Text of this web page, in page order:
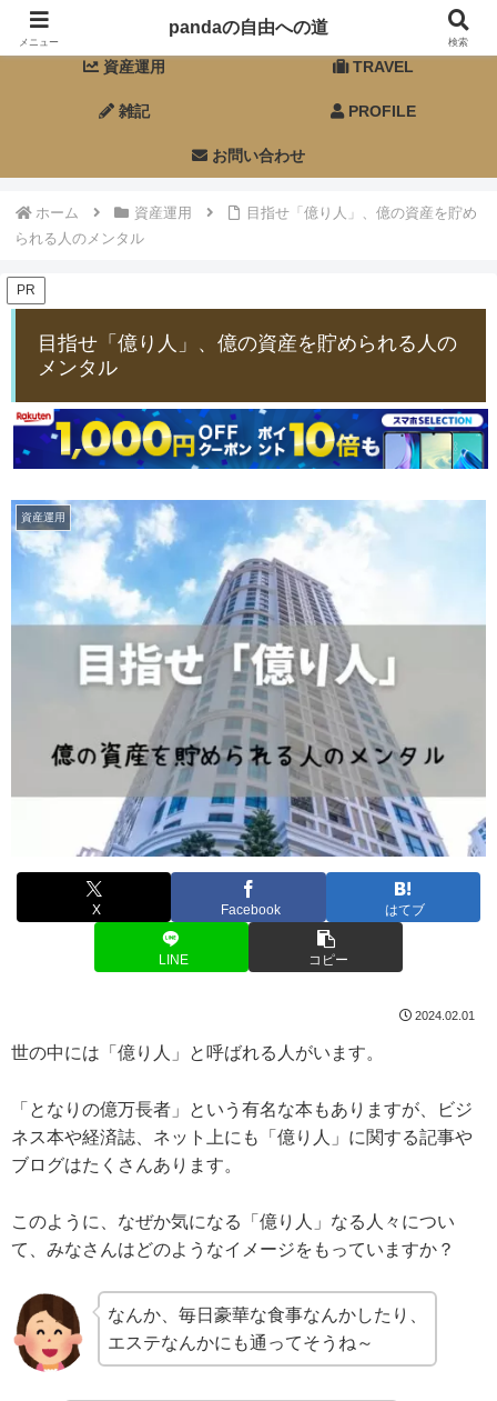
資産運用 TRAVEL
雑記 PROFILE
お問い合わせ
ホーム 資産運用
目指せ「億り人」、億の資産を貯め
られる人のメンタル
PR
目指せ「億り人」、億の資産を貯められる人の
メンタル
資産運用
X Facebook はてブ
LINE コピー
2024.02.01
世の中には「億り人」と呼ばれる人がいます。
「となりの億万長者」という有名な本もありますが、ビジ
ネス本や経済誌、ネット上にも「億り人」に関する記事や
ブログはたくさんあります。
このように、なぜか気になる「億り人」なる人々につい
て、みなさんはどのようなイメージをもっていますか？
なんか、毎日豪華な食事なんかしたり、
エステなんかにも通ってそうね～
メニュー
pandaの自由への道
検索